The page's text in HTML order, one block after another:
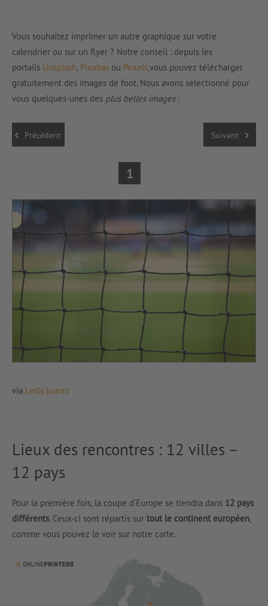
Vous souhaitez imprimer un autre graphique sur votre
calendrier ou sur un flyer ? Notre conseil : depuis les
portails Unsplash, Pixabayou Pexels,vous pouvez télécharger
gratuitement des images de foot. Nous avons sélectionné pour
vous quelques-unes des plus belles images:
Précédent Suivant
1
via Lesly Juarez
Lieux des rencontres : 12 villes –
12 pays
Pour la première fois, la coupe d’Europe se tiendra dans 12 pays
différents. Ceux-ci sont répartis sur tout le continent européen
comme vous pouvez le voir sur notre carte.